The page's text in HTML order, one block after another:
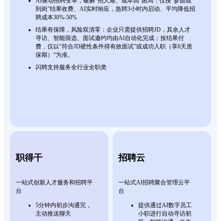
到岗”结果收费、AI实时响应，急聘3小时内启动、平均降低招
聘成本30%-50%
结果有保障，风险双清零：企业只需提供招聘JD，其余人才
寻访、智能筛选、面试邀约均由AI自动化完成；按结果付
费，仅以“符合JD硬性条件得有效面试”或成功入职（享6天质
保期）“为准。
闪聘支持服务全行业全职类
职得干
一站式创新人才服务和招聘平
台
5分钟内初步沟通完，
主动推送聊天
招聘云
一站式AI招聘聚合管理云平
台
提供通过AI数字员工
小职进行自动寻访初